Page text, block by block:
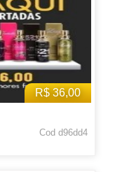
R$ 36,00
Cod d96dd4